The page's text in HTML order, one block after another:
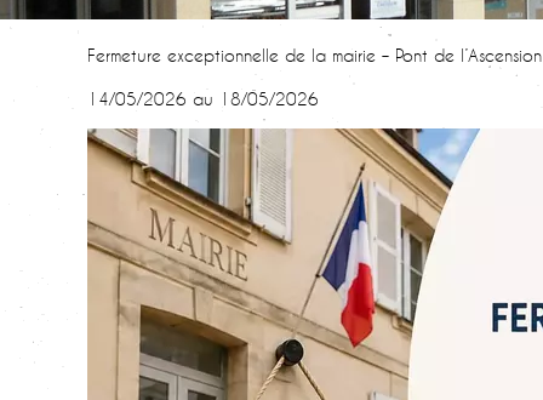
Fermeture exceptionnelle de la mairie – Pont de l’Ascension
14/05/2026 au 18/05/2026